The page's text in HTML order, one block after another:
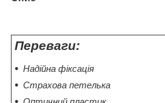
Переваги:
Надійна фіксація
Страхова петелька